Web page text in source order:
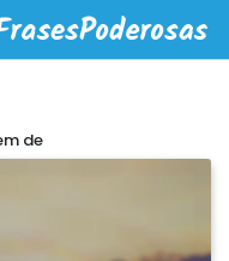
de